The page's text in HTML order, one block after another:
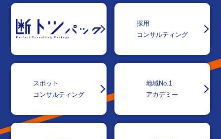
採用
コンサルティング
スポット
コンサルティング
地域No.1
アカデミー